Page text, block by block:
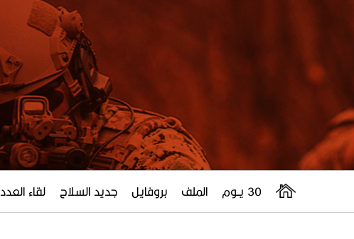
30 يــوم الملف بروفايل جديد السلاح لقاء العدد